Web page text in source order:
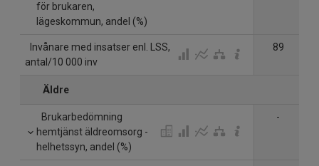
för brukaren,
lägeskommun, andel (%)
Invånare med insatser enl. LSS,
antal/10 000 inv
89
Äldre
Brukarbedömning
hemtjänst äldreomsorg -
helhetssyn, andel (%)
-